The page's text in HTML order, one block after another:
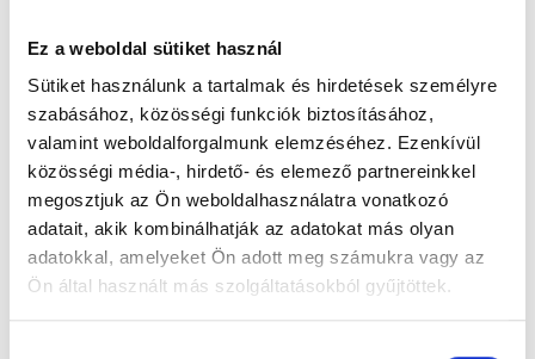
Ez a weboldal sütiket használ
Sütiket használunk a tartalmak és hirdetések személyre
szabásához, közösségi funkciók biztosításához,
valamint weboldalforgalmunk elemzéséhez. Ezenkívül
közösségi média-, hirdető- és elemező partnereinkkel
megosztjuk az Ön weboldalhasználatra vonatkozó
adatait, akik kombinálhatják az adatokat más olyan
adatokkal, amelyeket Ön adott meg számukra vagy az
Ön által használt más szolgáltatásokból gyűjtöttek.
Dekor
Rendezés: ABC Népszerű Ár Akciós Kiemelt Új
Megjelenítve: 1-
240
Összesen: 0 Termék
Nincs találat a keresési paraméterek szerint!